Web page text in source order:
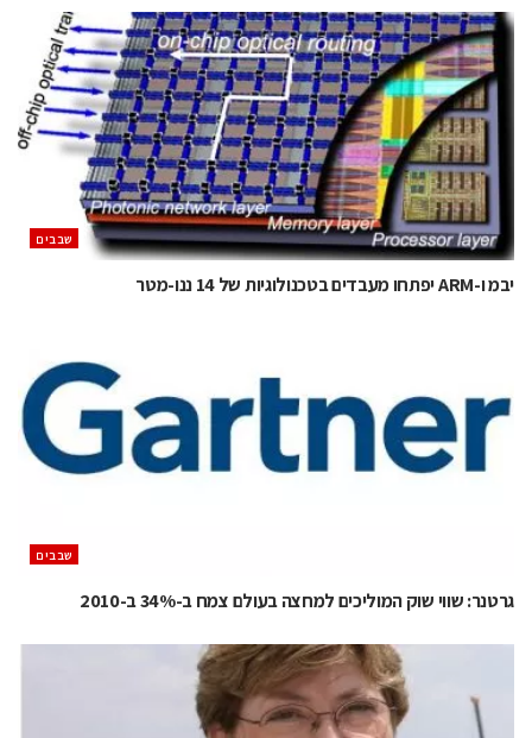
‫שבבים‬
יבמ ו-ARM יפתחו מעבדים בטכנולוגיות של 14 ננו-מטר
‫שבבים‬
גרטנר: שווי שוק המוליכים למחצה בעולם צמח ב-34% ב-2010